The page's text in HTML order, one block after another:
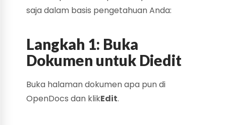
saja dalam basis pengetahuan Anda:
Langkah 1: Buka
Dokumen untuk Diedit
Buka halaman dokumen apa pun di
OpenDocs dan klikEdit.